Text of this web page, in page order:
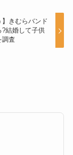
】きむらバンド
?結婚して子供
調査